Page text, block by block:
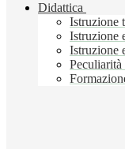
Didattica
Istruzione
Istruzione
Istruzione